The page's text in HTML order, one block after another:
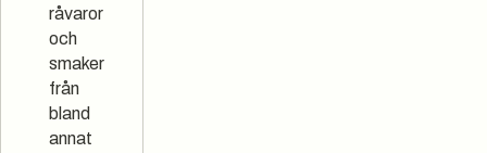
råvaror
och
smaker
från
bland
annat